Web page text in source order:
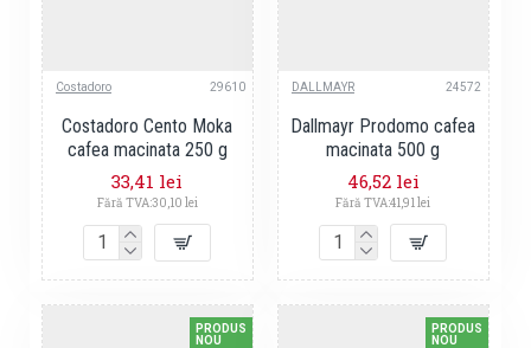
Costadoro 29610
Costadoro Cento Moka
cafea macinata 250 g
33,41 lei
Fără TVA:30,10 lei
DALLMAYR 24572
Dallmayr Prodomo cafea
macinata 500 g
46,52 lei
Fără TVA:41,91 lei
PRODUS
NOU
PRODUS
NOU